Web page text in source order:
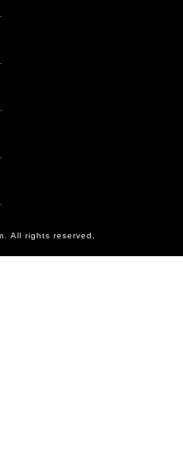
All rights reserved.